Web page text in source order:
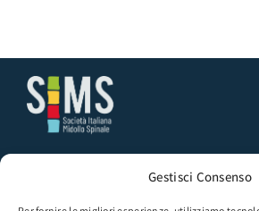
Gestisci Consenso
Segreteria SIMS | Presso Medi K
Via Pannonia 51, 00183 ROMA